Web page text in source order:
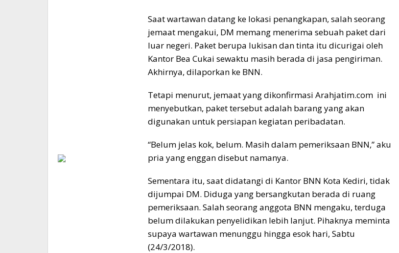
Saat wartawan datang ke lokasi penangkapan, salah seorang
jemaat mengakui, DM memang menerima sebuah paket dari
luar negeri. Paket berupa lukisan dan tinta itu dicurigai oleh
Kantor Bea Cukai sewaktu masih berada di jasa pengiriman.
Akhirnya, dilaporkan ke BNN.
Tetapi menurut, jemaat yang dikonfirmasi Arahjatim.com ini
menyebutkan, paket tersebut adalah barang yang akan
digunakan untuk persiapan kegiatan peribadatan.
“Belum jelas kok, belum. Masih dalam pemeriksaan BNN,” aku
pria yang enggan disebut namanya.
Sementara itu, saat didatangi di Kantor BNN Kota Kediri, tidak
dijumpai DM. Diduga yang bersangkutan berada di ruang
pemeriksaan. Salah seorang anggota BNN mengaku, terduga
belum dilakukan penyelidikan lebih lanjut. Pihaknya meminta
supaya wartawan menunggu hingga esok hari, Sabtu
(24/3/2018).